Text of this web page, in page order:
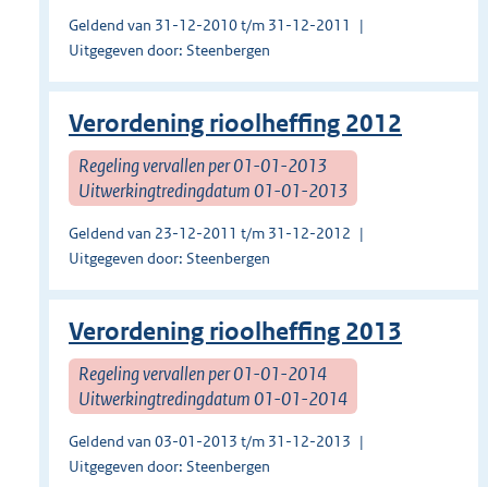
Geldend van 31-12-2010 t/m 31-12-2011
Uitgegeven door: Steenbergen
Verordening rioolheffing 2012
Regeling vervallen per 01-01-2013
Uitwerkingtredingdatum 01-01-2013
Geldend van 23-12-2011 t/m 31-12-2012
Uitgegeven door: Steenbergen
Verordening rioolheffing 2013
Regeling vervallen per 01-01-2014
Uitwerkingtredingdatum 01-01-2014
Geldend van 03-01-2013 t/m 31-12-2013
Uitgegeven door: Steenbergen